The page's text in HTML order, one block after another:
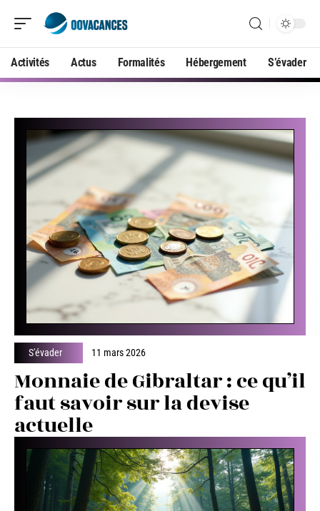
Activités Actus Formalités Hébergement S’évader
S'évader 11 mars 2026
Monnaie de Gibraltar : ce qu’il
faut savoir sur la devise
actuelle